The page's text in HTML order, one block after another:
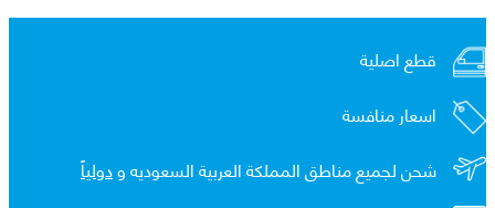
قطع اصلية
اسعار منافسة
شحن لجميع مناطق المملكة العربية السعوديه ودولياً